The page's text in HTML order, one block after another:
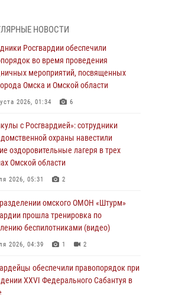
омского ОМОН «Штурм»
прошла тренировка по
беспилотниками (видео)
2026, 04:39 1 2
обеспечила безопасность
в Омске
2026, 01:49 2
приняли участие в крестном
День крещения Руси в Омске
спецназа Росгвардии
нарушения миграционного
в Омске (видео)
обеспечила правопорядок на
НОВОСТИ
Росгвардии обеспечили
во время проведения
мероприятий, посвященных
Омска и Омской области
2026, 01:34 6
с Росгвардией»: сотрудники
охраны навестили
оздоровительные лагеря в трех
Омской области
2026, 05:31 2
омского ОМОН «Штурм»
прошла тренировка по
беспилотниками (видео)
2026, 04:39 1 2
обеcпечили правопорядок при
XXVI Федерального Сабантуя в